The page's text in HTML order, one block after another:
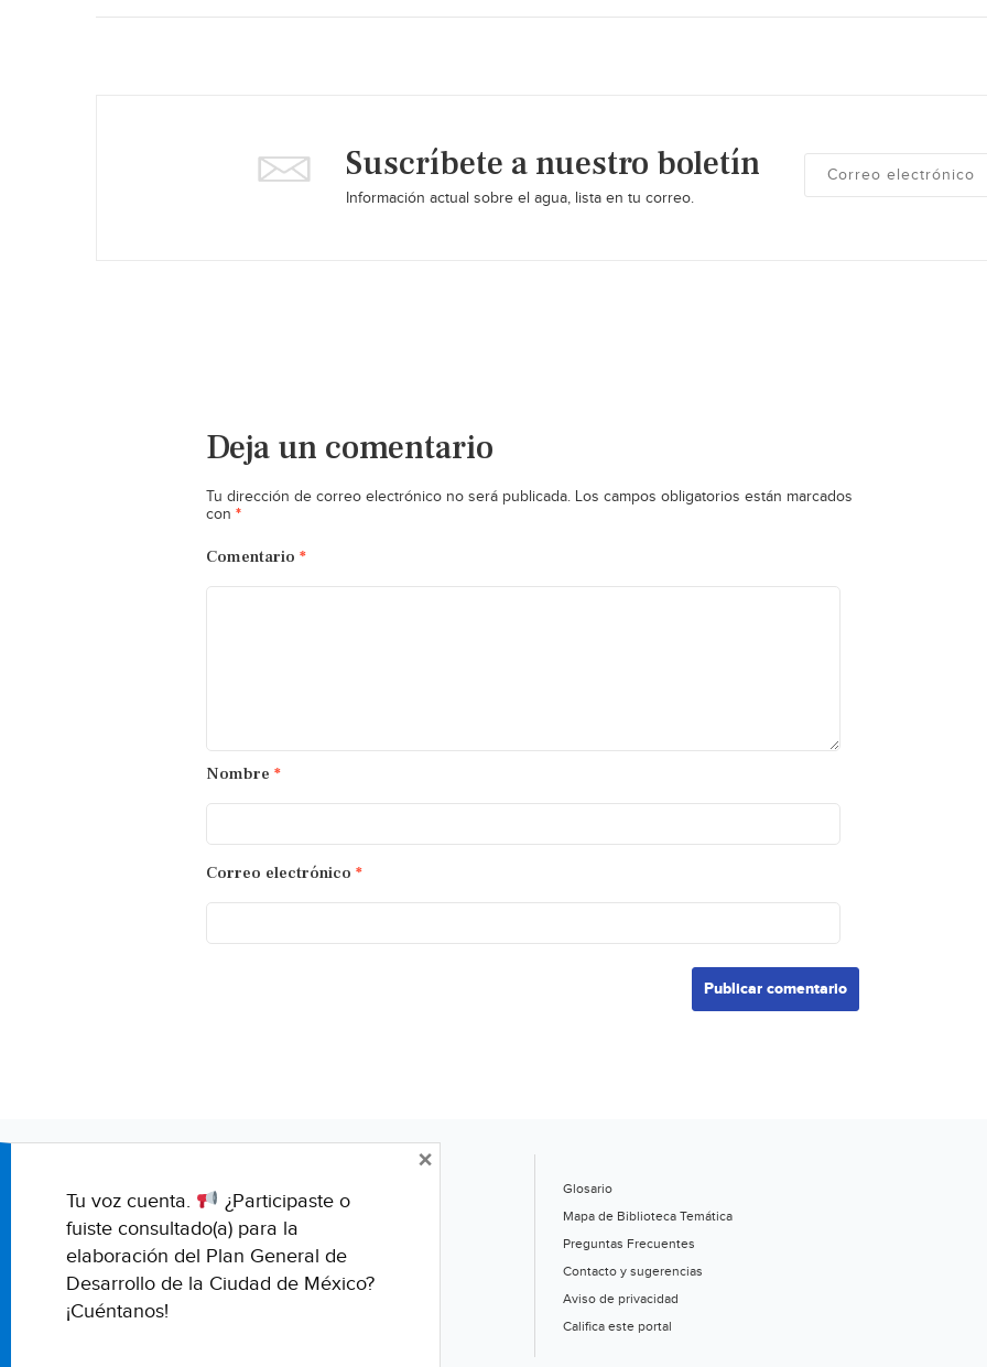
Suscríbete a nuestro boletín
Información actual sobre el agua, lista en tu correo.
Deja un comentario
Tu dirección de correo electrónico no será publicada. Los campos obligatorios están marcados
con *
Comentario *
Nombre *
Correo electrónico *
Glosario
Mapa de Biblioteca Temática
Preguntas Frecuentes
Contacto y sugerencias
Aviso de privacidad
Califica este portal
Tu voz cuenta.
¿Participaste o
fuiste consultado(a) para la
elaboración del Plan General de
Desarrollo de la Ciudad de México?
¡Cuéntanos!
×